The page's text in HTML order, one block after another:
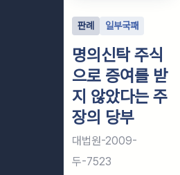
판례 일부국패
명의신탁 주식
으로 증여를 받
지 않았다는 주
장의 당부
대법원-2009-
두-7523